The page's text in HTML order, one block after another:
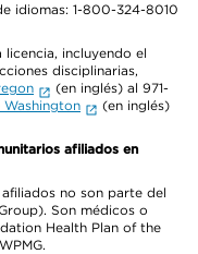
idiomas: 1-800-324-8010
incluyendo el
disciplinarias,
(en inglés) al 971-
(en inglés)
afiliados en
no son parte del
Son médicos o
Health Plan of the